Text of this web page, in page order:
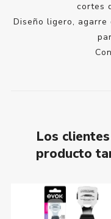
cortes
Diseño ligero,
Los
producto